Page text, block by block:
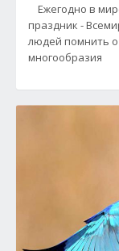
Ежегодно в
праздник -
людей помнить
многообразия